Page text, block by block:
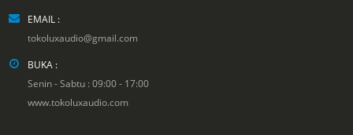
EMAIL :
tokoluxaudio@gmail.com
BUKA :
Senin - Sabtu : 09:00 - 17:00
www.tokoluxaudio.com